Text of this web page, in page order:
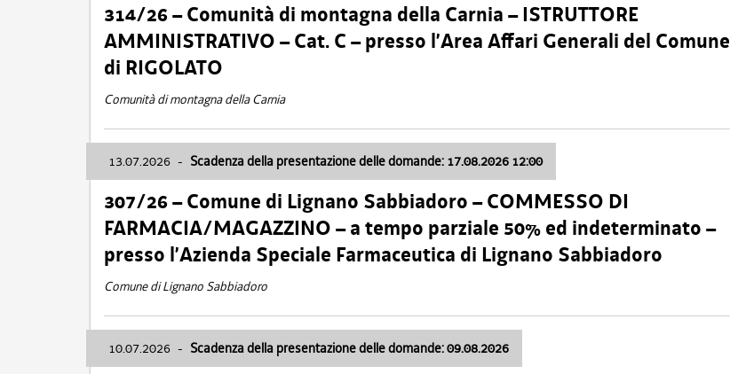
314/26 – Comunità di montagna della Carnia – ISTRUTTORE
AMMINISTRATIVO – Cat. C – presso l’Area Affari Generali del Comune
di RIGOLATO
Comunità di montagna della Carnia
13.07.2026 - Scadenza della presentazione delle domande: 17.08.2026 12:00
307/26 – Comune di Lignano Sabbiadoro – COMMESSO DI
FARMACIA/MAGAZZINO – a tempo parziale 50% ed indeterminato –
presso l’Azienda Speciale Farmaceutica di Lignano Sabbiadoro
Comune di Lignano Sabbiadoro
10.07.2026 - Scadenza della presentazione delle domande: 09.08.2026